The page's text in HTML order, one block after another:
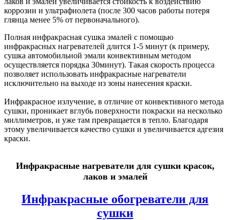
коррозии и ультрафиолета (после 300 часов работы потеря
глянца менее 5% от первоначального).
Полная инфракрасная сушка эмалей с помощью
инфракрасных нагревателей длится 1-5 минут (к примеру,
сушка автомобильной эмали конвективным методом
осуществляется порядка 30минут). Такая скорость процесса
позволяет использовать инфракрасные нагреватели
исключительно на выходе из зоны нанесения краски.
Инфракрасное излучение, в отличие от конвективного метода
сушки, проникает вглубь поверхности покраски на несколько
миллиметров, и уже там превращается в тепло. Благодаря
этому увеличивается качество сушки и увеличивается адгезия
краски.
Инфракрасные нагреватели для сушки красок,
лаков и эмалей
Инфракрасные обогреватели для
сушки